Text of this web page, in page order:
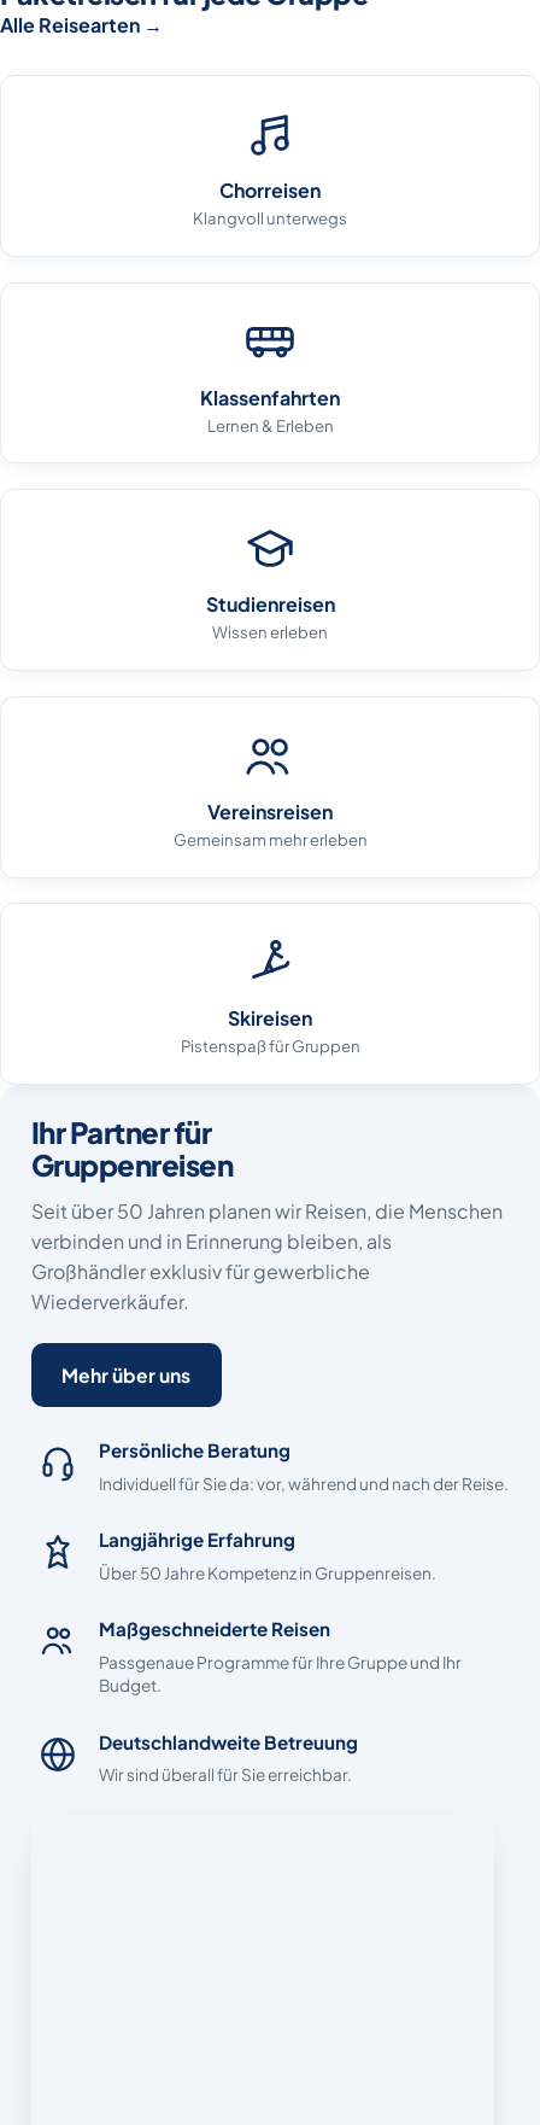
Alle Reisearten →
Chorreisen
Klangvoll unterwegs
Klassenfahrten
Lernen & Erleben
Studienreisen
Wissen erleben
Vereinsreisen
Gemeinsam mehr erleben
Skireisen
Pistenspaß für Gruppen
Ihr Partner für
Gruppenreisen
Seit über 50 Jahren planen wir Reisen, die Menschen
verbinden und in Erinnerung bleiben, als
Großhändler exklusiv für gewerbliche
Wiederverkäufer.
Mehr über uns
Persönliche Beratung
Individuell für Sie da: vor, während und nach der Reise.
Langjährige Erfahrung
Über 50 Jahre Kompetenz in Gruppenreisen.
Maßgeschneiderte Reisen
Passgenaue Programme für Ihre Gruppe und Ihr
Budget.
Deutschlandweite Betreuung
Wir sind überall für Sie erreichbar.